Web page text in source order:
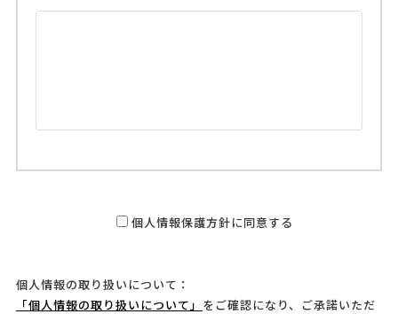
個人情報保護方針に同意する
個人情報の取り扱いについて：
「個人情報の取り扱いについて」 をご確認になり、ご承諾いただ